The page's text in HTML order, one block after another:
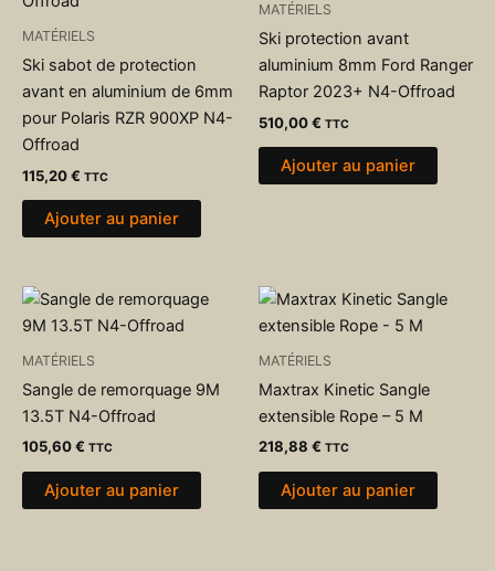
MATÉRIELS
Ski sabot de protection
avant en aluminium de 6mm
pour Polaris RZR 900XP N4-
Offroad
115,20€ TTC
Ajouter au panier
MATÉRIELS
Ski protection avant
aluminium 8mm Ford Ranger
Raptor 2023+ N4-Offroad
510,00€ TTC
Ajouter au panier
MATÉRIELS
Sangle de remorquage 9M
13.5T N4-Offroad
105,60€ TTC
Ajouter au panier
MATÉRIELS
Maxtrax Kinetic Sangle
extensible Rope – 5 M
218,88 € TTC
Ajouter au panier